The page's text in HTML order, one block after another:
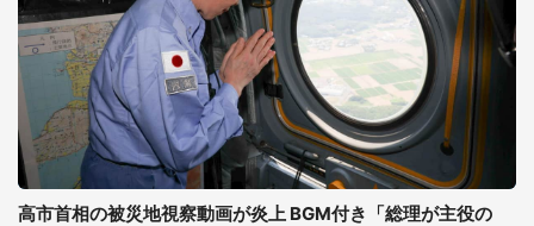
高市首相の被災地視察動画が炎上 BGM付き「総理が主役の